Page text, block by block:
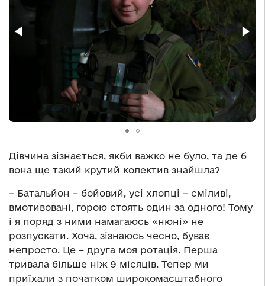
Дівчина зізнається, якби важко не було, та де б
вона ще такий крутий колектив знайшла?
– Батальйон – бойовий, усі хлопці – сміливі,
вмотивовані, горою стоять один за одного! Тому
і я поряд з ними намагаюсь «нюні» не
розпускати. Хоча, зізнаюсь чесно, буває
непросто. Це – друга моя ротація. Перша
тривала більше ніж 9 місяців. Тепер ми
приїхали з початком широкомасштабного